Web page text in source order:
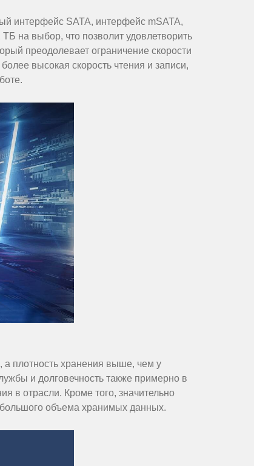
интерфейс SATA, интерфейс mSATA,
на выбор, что позволит удовлетворить
преодолевает ограничение скорости
высокая скорость чтения и записи,
плотность хранения выше, чем у
и долговечность также примерно в
в отрасли. Кроме того, значительно
большого объема хранимых данных.